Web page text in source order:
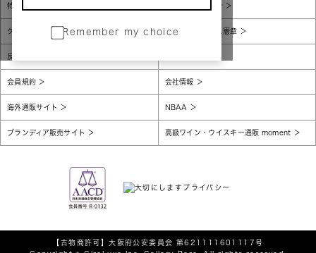
Remember my choice
特定商取引法に基づく表示 個人情報保護方針
グローバルプライバシーポリシー コンプライアンス憲章
反社会的勢力に対する基本方針
会員規約 会社情報
海外通販サイト NBAA
ブランディア販売サイト 高級ワイン・ウイスキー通販 moment
【古物商許可】大阪府公安委員会 第621111601117号